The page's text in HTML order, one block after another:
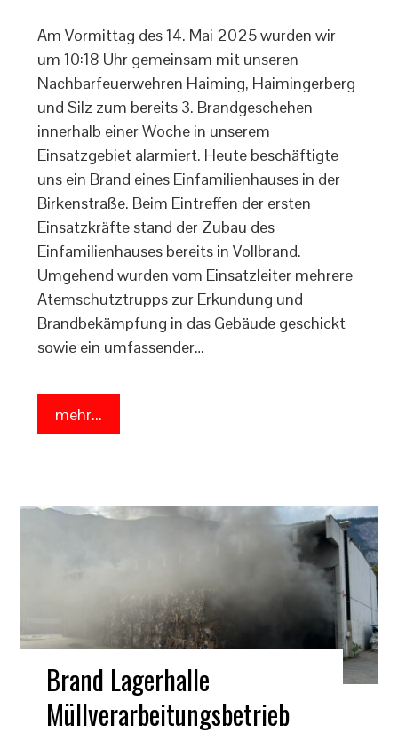
Am Vormittag des 14. Mai 2025 wurden wir
um 10:18 Uhr gemeinsam mit unseren
Nachbarfeuerwehren Haiming, Haimingerberg
und Silz zum bereits 3. Brandgeschehen
innerhalb einer Woche in unserem
Einsatzgebiet alarmiert. Heute beschäftigte
uns ein Brand eines Einfamilienhauses in der
Birkenstraße. Beim Eintreffen der ersten
Einsatzkräfte stand der Zubau des
Einfamilienhauses bereits in Vollbrand.
Umgehend wurden vom Einsatzleiter mehrere
Atemschutztrupps zur Erkundung und
Brandbekämpfung in das Gebäude geschickt
sowie ein umfassender…
mehr...
Brand Lagerhalle
Müllverarbeitungsbetrieb